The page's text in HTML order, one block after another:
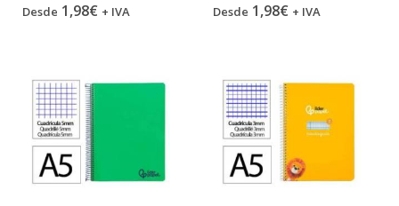
Desde 1,98€ + IVA Desde 1,98€ + IVA